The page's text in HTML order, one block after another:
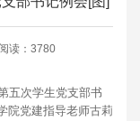
读：3780
次学生党支部书
院党建指导老师古莉